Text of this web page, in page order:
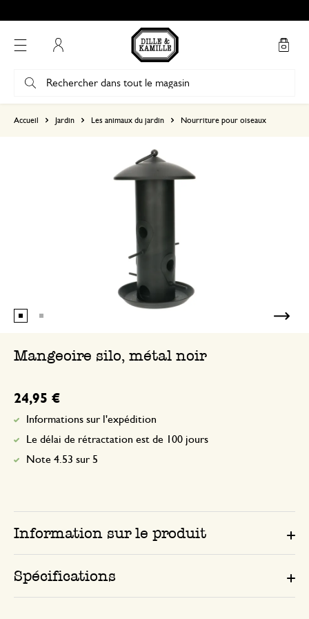
Accueil Jardin Les animaux du jardin Nourriture pour oiseaux
Mangeoire silo, métal noir
24,95 €
Informations sur l'expédition
Le délai de rétractation est de 100 jours
Note 4.53 sur 5
Information sur le produit
Spécifications